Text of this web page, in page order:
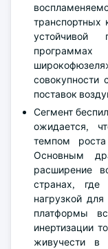
транспортных
устойчивой
совокупности
поставок
Сегмент
ожидается,
темпом
Основным
расширение
странах,
нагрузкой
платформы
инертизации
живучести в